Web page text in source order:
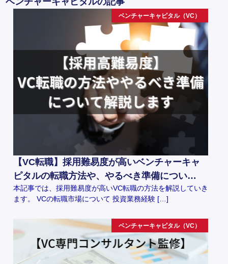
ベンチャーキャピタル（VC）
【VC転職】採用難易度が高いベンチャーキャ
ピタルの転職方法や、やるべき準備につい…
本記事では、採用難易度が高いVC転職の方法を解説していき
ます。 VCの転職市場について 投資業務経験 […]
ベンチャーキャピタル（VC）